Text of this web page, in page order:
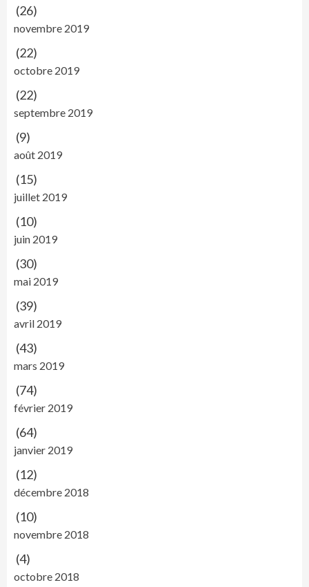
(26)
novembre 2019
(22)
octobre 2019
(22)
septembre 2019
(9)
août 2019
(15)
juillet 2019
(10)
juin 2019
(30)
mai 2019
(39)
avril 2019
(43)
mars 2019
(74)
février 2019
(64)
janvier 2019
(12)
décembre 2018
(10)
novembre 2018
(4)
octobre 2018